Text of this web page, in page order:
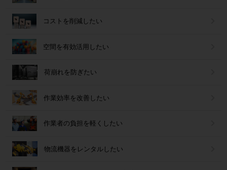
コストを削減したい
空間を有効活用したい
荷崩れを防ぎたい
作業効率を改善したい
作業者の負担を軽くしたい
物流機器をレンタルしたい